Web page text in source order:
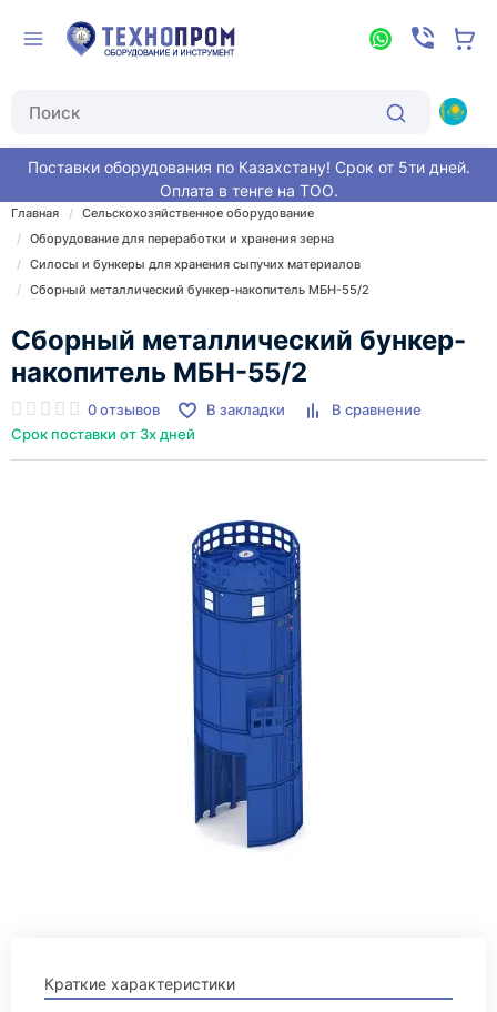
Поставки оборудования по Казахстану! Срок от 5ти дней.
Оплата в тенге на ТОО.
Главная
Сельскохозяйственное оборудование
Оборудование для переработки и хранения зерна
Силосы и бункеры для хранения сыпучих материалов
Сборный металлический бункер-накопитель МБН-55/2
Сборный металлический бункер-
накопитель МБН-55/2
0 отзывов В закладки
В сравнение
Срок поставки от 3х дней
Краткие характеристики